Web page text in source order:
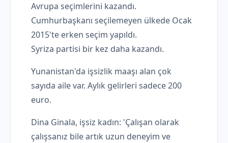
Avrupa seçimlerini kazandı.
Cumhurbaşkanı seçilemeyen ülkede Ocak
2015'te erken seçim yapıldı.
Syriza partisi bir kez daha kazandı.
Yunanistan'da işsizlik maaşı alan çok
sayıda aile var. Aylık gelirleri sadece 200
euro.
Dina Ginala, işsiz kadın: 'Çalışan olarak
çalışsanız bile artık uzun deneyim ve